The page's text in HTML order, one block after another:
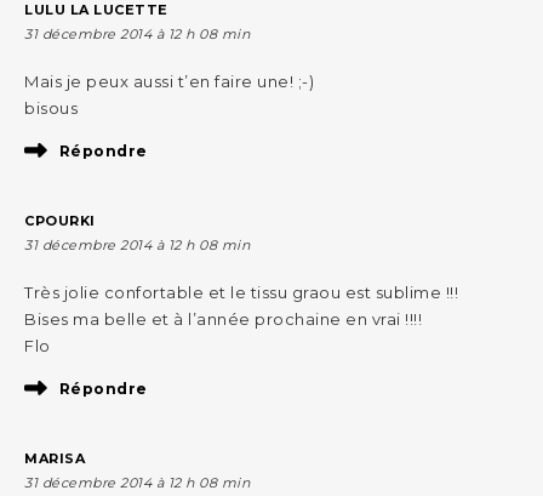
LULU LA LUCETTE
31 décembre 2014 à 12 h 08 min
Mais je peux aussi t’en faire une! ;-)
bisous
Répondre
CPOURKI
31 décembre 2014 à 12 h 08 min
Très jolie confortable et le tissu graou est sublime !!!
Bises ma belle et à l’année prochaine en vrai !!!!
Flo
Répondre
MARISA
31 décembre 2014 à 12 h 08 min